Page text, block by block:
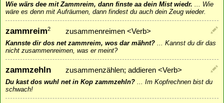
Wie wärs dee mit Zammreim, dann finste aa dein Mist wiedr. ... Wie
wäre es denn mit Aufräumen, dann findest du auch dein Zeug wieder.
zammreim2 zusammenreimen <Verb>
Kannste dir dos net zammreim, wos dar mähnt? ... Kannst du dir das
nicht zusammenreimen, was er meint?
zammzehln zusammenzählen; addieren <Verb>
Du kast dos wuhl net in Kop zammzehln? ... Im Kopfrechnen bist du
schwach!